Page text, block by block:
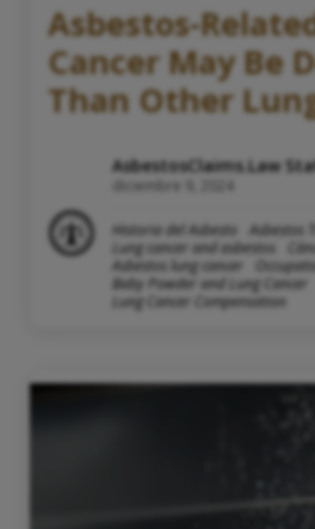
Asbestos-
Cancer May Be
Than Other
AsbestosClaims.Law
diciembre 9, 2024
Historia del Asbesto
Asbestos
Lung cancer and asbestos
Asbestos lung cancer
Baby Powder and Lung Cancer
Lung Cancer Compensation